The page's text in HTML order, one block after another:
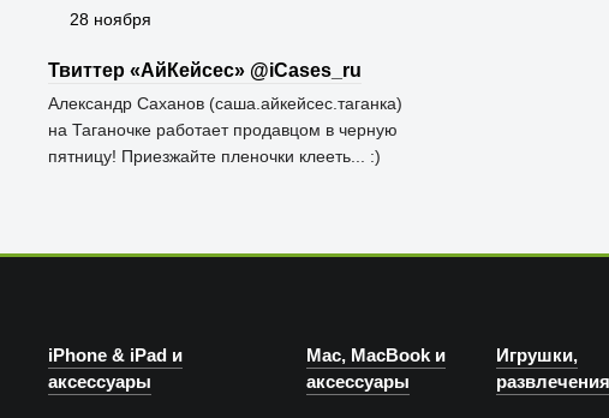
28 ноября
Твиттер «АйКейсес» ‏@iCases_ru
Александр Саханов (саша.айкейсес.таганка)
на Таганочке работает продавцом в черную
пятницу! Приезжайте пленочки клееть... :)
iPhone & iPad и
аксессуары
Mac, MacBook и
аксессуары
Игрушки,
развлечения